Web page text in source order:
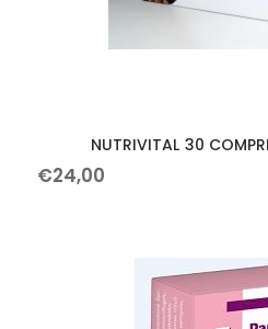
NUTRIVITAL 30
€24,00